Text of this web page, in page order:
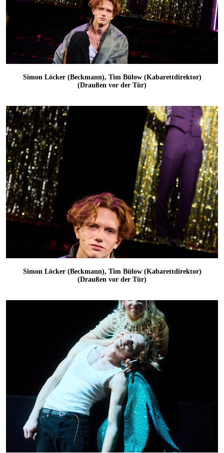
Simon Löcker (Beckmann), Tim Bülow (Kabarettdirektor)
(Draußen vor der Tür)
Simon Löcker (Beckmann), Tim Bülow (Kabarettdirektor)
(Draußen vor der Tür)